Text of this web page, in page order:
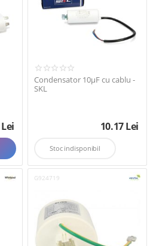
Lei
Condensator 10µF cu cablu -
SKL
10.17Lei
Stoc indisponibil
G924719